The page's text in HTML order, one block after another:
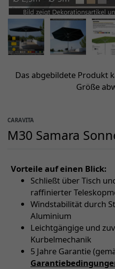
Das abgebildete Produkt
Größe
CARAVITA
M30 Samara
Vorteile auf einen Blick:
Schließt über Tisch
raffinierter
Windstabilität durch
Aluminium
Leichtgängige und
Kurbelmechanik
5 Jahre Garantie